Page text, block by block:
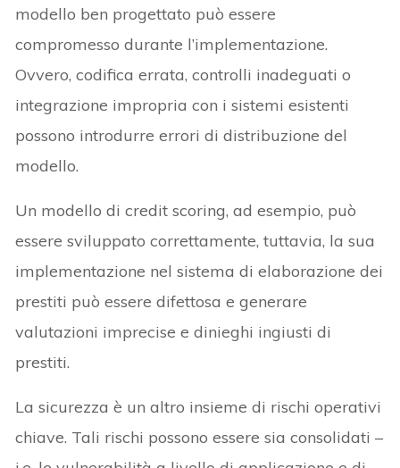
modello ben progettato può essere
compromesso durante l’implementazione.
Ovvero, codifica errata, controlli inadeguati o
integrazione impropria con i sistemi esistenti
possono introdurre errori di distribuzione del
modello.
Un modello di credit scoring, ad esempio, può
essere sviluppato correttamente, tuttavia, la sua
implementazione nel sistema di elaborazione dei
prestiti può essere difettosa e generare
valutazioni imprecise e dinieghi ingiusti di
prestiti.
La sicurezza è un altro insieme di rischi operativi
chiave. Tali rischi possono essere sia consolidati –